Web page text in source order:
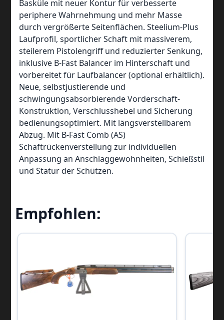
Basküle mit neuer Kontur für verbesserte
periphere Wahrnehmung und mehr Masse
durch vergrößerte Seitenflächen. Steelium-Plus
Laufprofil, sportlicher Schaft mit massiverem,
steilerem Pistolengriff und reduzierter Senkung,
inklusive B-Fast Balancer im Hinterschaft und
vorbereitet für Laufbalancer (optional erhältlich).
Neue, selbstjustierende und
schwingungsabsorbierende Vorderschaft-
Konstruktion, Verschlusshebel und Sicherung
bedienungsoptimiert. Mit längsverstellbarem
Abzug. Mit B-Fast Comb (AS)
Schaftrückenverstellung zur individuellen
Anpassung an Anschlaggewohnheiten, Schießstil
und Statur der Schützen.
Empfohlen: